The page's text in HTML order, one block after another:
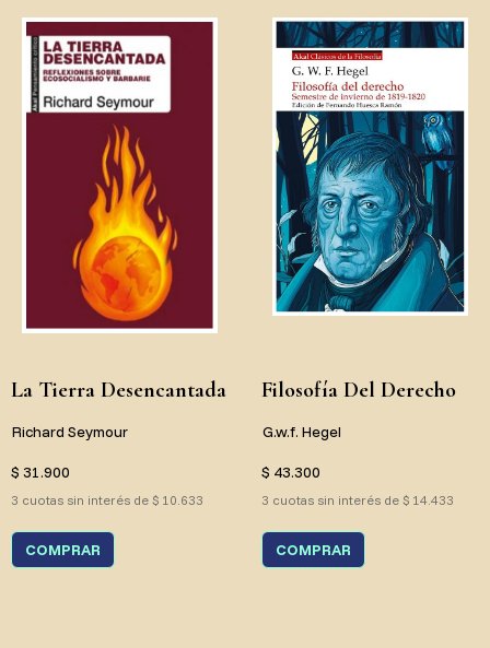
La Tierra Desencantada
Richard Seymour
$ 31.900
3 cuotas sin interés de $ 10.633
COMPRAR
Filosofía Del Derecho
G.w.f. Hegel
$ 43.300
3 cuotas sin interés de $ 14.433
COMPRAR